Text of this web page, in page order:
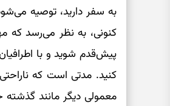
به سفر دارید، توصیه
کنونی، به نظر می‌رسد
پیش‌قدم شوید و با
کنید. مدتی است که
معمولی دیگر مانند